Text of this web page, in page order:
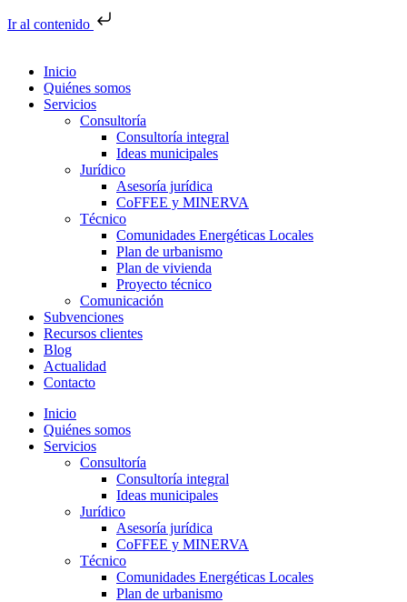
Ir al contenido
Inicio
Quiénes somos
Servicios
Consultoría
Consultoría integral
Ideas municipales
Jurídico
Asesoría jurídica
CoFFEE y MINERVA
Técnico
Comunidades Energéticas Locales
Plan de urbanismo
Plan de vivienda
Proyecto técnico
Comunicación
Subvenciones
Recursos clientes
Blog
Actualidad
Contacto
Inicio
Quiénes somos
Servicios
Consultoría
Consultoría integral
Ideas municipales
Jurídico
Asesoría jurídica
CoFFEE y MINERVA
Técnico
Comunidades Energéticas Locales
Plan de urbanismo